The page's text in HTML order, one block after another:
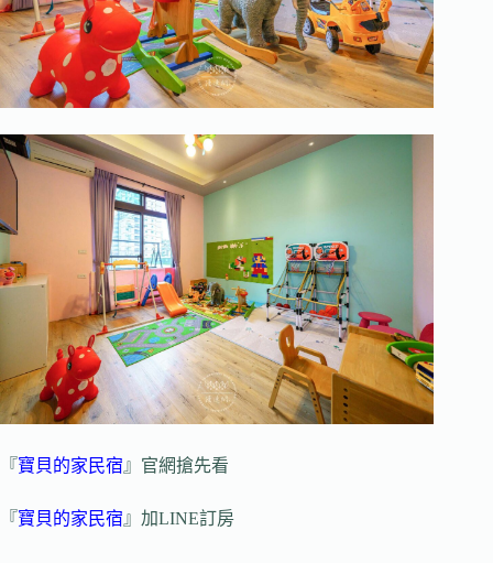
『寶貝的家民宿 』官網搶先看
『寶貝的家民宿 』加LINE訂房